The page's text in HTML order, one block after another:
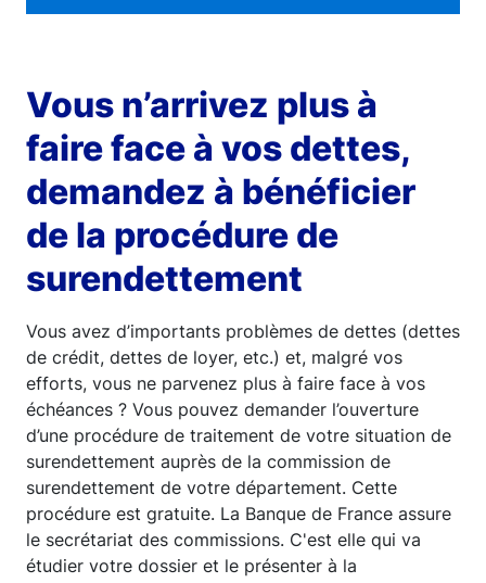
Vous n’arrivez plus à
faire face à vos dettes,
demandez à bénéficier
de la procédure de
surendettement
Vous avez d’importants problèmes de dettes (dettes
de crédit, dettes de loyer, etc.) et, malgré vos
efforts, vous ne parvenez plus à faire face à vos
échéances ? Vous pouvez demander l’ouverture
d’une procédure de traitement de votre situation de
surendettement auprès de la commission de
surendettement de votre département. Cette
procédure est gratuite. La Banque de France assure
le secrétariat des commissions. C'est elle qui va
étudier votre dossier et le présenter à la